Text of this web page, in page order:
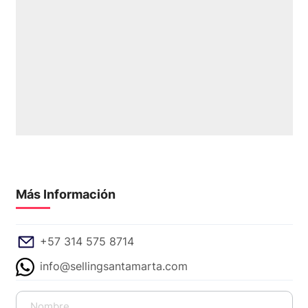
Más Información
+57 314 575 8714
info@sellingsantamarta.com